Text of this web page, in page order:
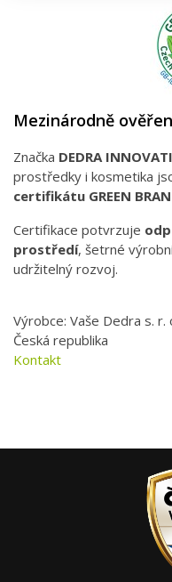
Mezinárodně
Značka DEDRA
prostředky i kosmetika
certifikátu GREEN
Certifikace potvrzuje
prostředí, šetrné
udržitelný rozvoj.
Výrobce: Vaše Dedra s. r.
Česká republika
Kontakt